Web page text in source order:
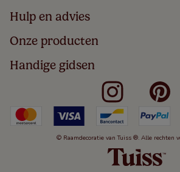
Home
Over
Bestellen
Winacties
Veelgestelde Vragen
Hulp en advies
Volg Je Bestelling
Levering
5 Jaar Garantie
Algemene Voorwaarden
Kindveiligheid
Cookies
Herroepingsrecht
Onze producten
Houten Jaloezieën
Rolgordijnen
Verticale Jaloezieën
Duo Rolgordijnen
Duo Plisségordijnen
Handige gidsen
Meten Voor Raamdecoratie
Badkamer Raamdecoratie
Slaapkamer Raamdecoratie
Keuken Raamdecoratie
De Jaloezieën Gids
Jaloezieënwoordenboek
© Raamdecoratie van Tuiss ®. Alle rechten